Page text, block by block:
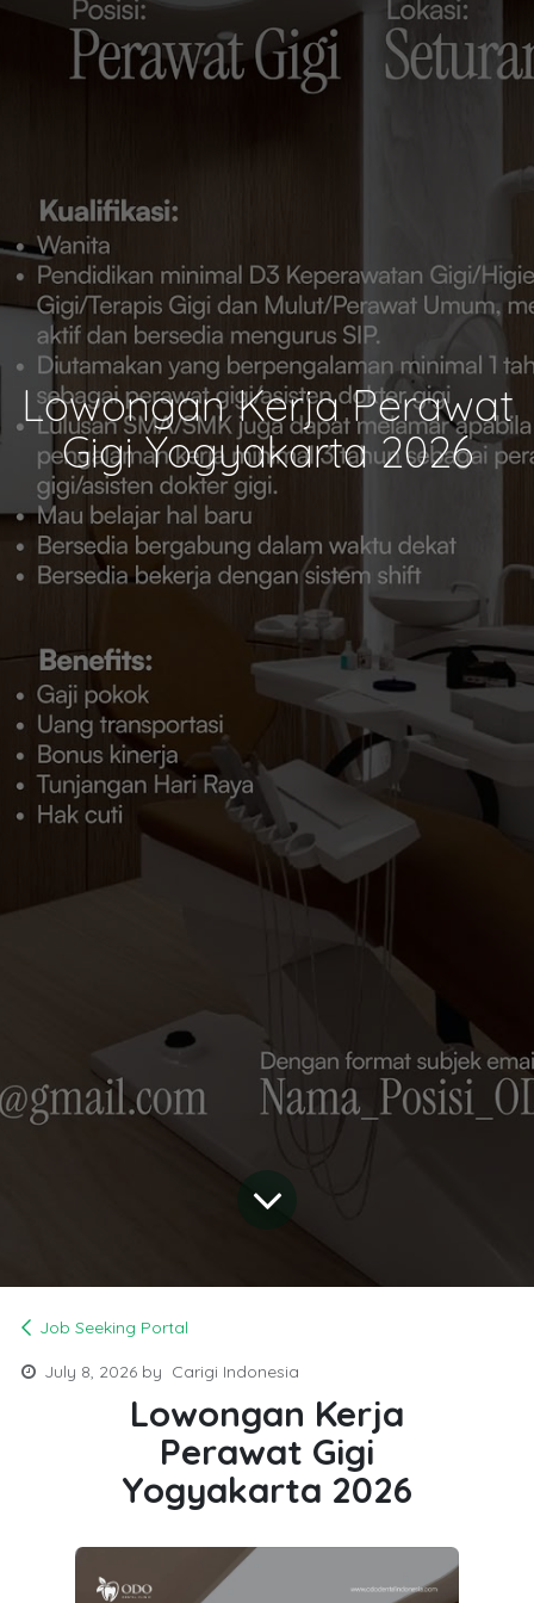
Lowongan Kerja Perawat
Gigi Yogyakarta 2026
Job Seeking Portal
July 8, 2026 by Carigi Indonesia
Lowongan Kerja
Perawat Gigi
Yogyakarta 2026